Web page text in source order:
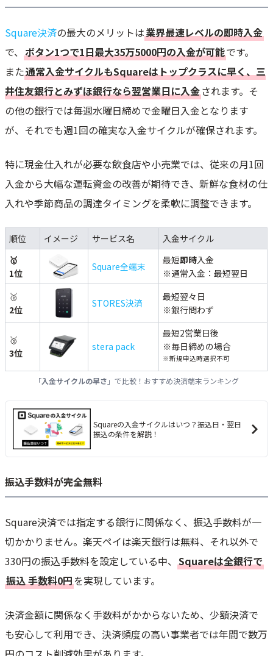
Square決済の最大のメリットは業界最速レベルの即時入金
で、 ボタン1つで1日最大35万5000円の入金が可能です。
また通常入金サイクルもSquareはトップクラスに早く、三
井住友銀行とみずほ銀行なら翌営業日に入金されます。そ
の他の銀行では毎週水曜日締めで金曜日入金となります
が、それでも週1回の確実な入金サイクルが確保されます。
特に現金仕入れが必要な飲食店や小売業では、従来の月1回
入金から大幅な運転資金の改善が期待でき、新鮮な食材の仕
入れや季節商品の調達タイミングを柔軟に調整できます。
順位 イメージ サービス名
入金サイクル
🥇
1位
Square全端末
最短即時入金
※通常入金：最短翌日
🥈
2位
STORES決済
最短翌々日
※銀行問わず
🥉
3位
stera pack
最短2営業日後
※毎日締めの場合
※新規申込時選択不可
「入金サイクルの早さ 」で比較！おすすめ決済端末ランキング
Squareの入金サイクルはいつ？振込日・翌日
振込の条件を解説！
振込手数料が完全無料
Square決済では指定する銀行に関係なく、振込手数料が一
切かかりません。楽天ペイは楽天銀行は無料、それ以外で
330円の振込手数料を設定している中、 Squareは全銀行で
振込手数料0円を実現しています。
決済金額に関係なく手数料がかからないため、少額決済で
も安心して利用でき、決済頻度の高い事業者では年間で数万